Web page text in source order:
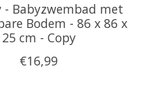
- Babyzwembad met
Bodem - 86 x 86 x
25 cm - Copy
€16,99